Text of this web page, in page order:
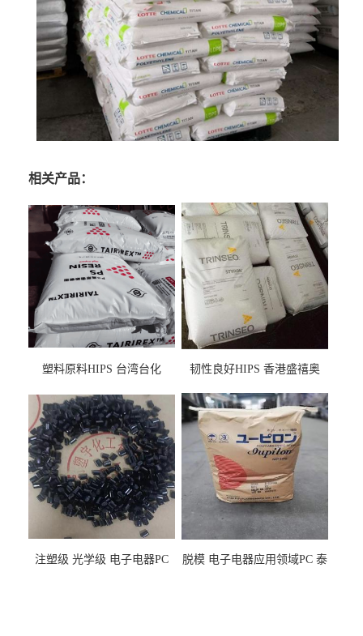
相关产品：
塑料原料HIPS 台湾台化
用料
韧性良好HIPS 香港盛禧奥
注塑级 光学级 电子电器PC
脱模 电子电器应用领域PC 泰